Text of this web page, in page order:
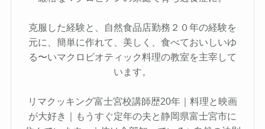
克服した経験と、自然食品店勤務２０年の経験を
元に、簡単に作れて、美しく、食べておいしいゆ
る〜いマクロビオティック料理の教室を主宰して
います。
リマクッキング富士宮校講師歴20年｜料理と映画
が大好き｜もうすぐ定年の夫と静岡県富士宮市に